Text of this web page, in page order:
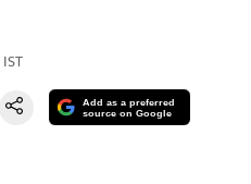
IST
Add as a preferred
source on Google